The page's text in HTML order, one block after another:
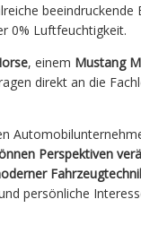
beeindruckende
0% Luftfeuchtigkeit.
, einem Mustang
direkt an die
Perspektiven
persönliche